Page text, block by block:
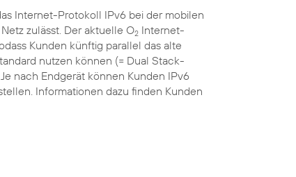
Internet-Protokoll IPv6 bei der mobilen
zulässt. Der aktuelle O2 Internet-
Kunden künftig parallel das alte
nutzen können (= Dual Stack-
nach Endgerät können Kunden IPv6
Informationen dazu finden Kunden